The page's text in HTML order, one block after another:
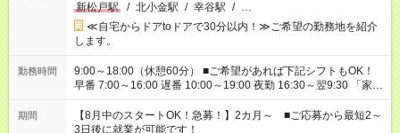
新松戸駅
/ 北小金駅 / 幸谷駅 / …
≪自宅からドアtoドアで30分以内！≫ご希望の勤務地を紹介
します。
勤務時間
9:00～18:00（休憩60分） ■ご希望があれば下記シフトもOK！
早番 7:00～16:00 遅番 10:00～19:00 夜勤 16:30～翌9:30 「家族
と休みを合わせたい」 「余裕を持って夕飯の準備がしたい」
「できれば残業はしたくない」 など、ご希望を教えてください
ね。 ※Wワーク希望の方へ 今ご覧のお仕事で希望する勤務時間
期間
【8月中のスタートOK！急募！】2カ月～ ■ご応募から最短2～
3日後に就業が可能です！